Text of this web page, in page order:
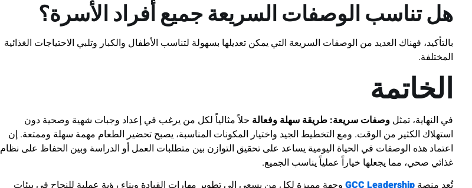
هل تناسب الوصفات السريعة جميع أفراد الأسرة؟
بالتأكيد، فهناك العديد من الوصفات السريعة التي يمكن تعديلها بسهولة لتناسب الأطفال والكبار وتلبي الاحتياجات الغذائية
المختلفة.
الخاتمة
في النهاية، تمثل وصفات سريعة: طريقة سهلة وفعالة حلاً مثالياً لكل من يرغب في إعداد وجبات شهية وصحية دون
استهلاك الكثير من الوقت. ومع التخطيط الجيد واختيار المكونات المناسبة، يصبح تحضير الطعام مهمة سهلة وممتعة. إن
اعتماد هذه الوصفات في الحياة اليومية يساعد على تحقيق التوازن بين متطلبات العمل أو الدراسة وبين الحفاظ على نظام
غذائي صحي، مما يجعلها خياراً عملياً يناسب الجميع.
تُعد منصة GCC Leadership وجهة مميزة لكل من يسعى إلى تطوير مهارات القيادة وبناء رؤية عملية للنجاح في بيئات